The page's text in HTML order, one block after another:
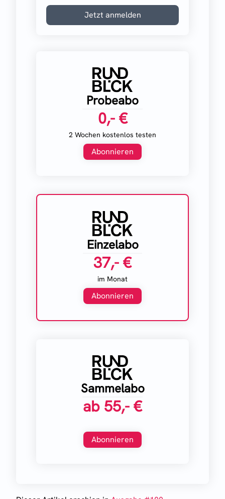
Jetzt anmelden
Probeabo
0,- €
2 Wochen kostenlos testen
Abonnieren
Einzelabo
37,- €
im Monat
Abonnieren
Sammelabo
ab 55,- €
Abonnieren